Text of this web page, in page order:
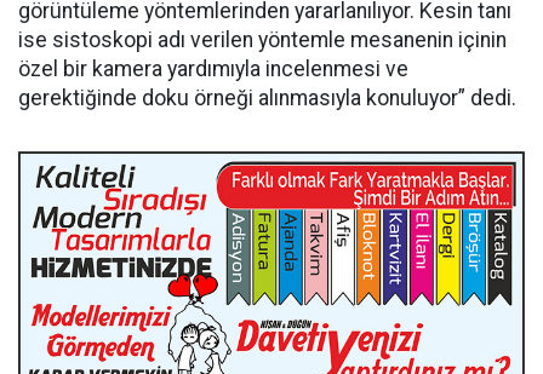
görüntüleme yöntemlerinden yararlanılıyor. Kesin tanı
ise sistoskopi adı verilen yöntemle mesanenin içinin
özel bir kamera yardımıyla incelenmesi ve
gerektiğinde doku örneği alınmasıyla konuluyor” dedi.